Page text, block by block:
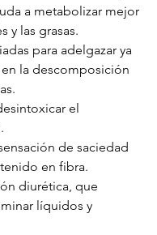
a metabolizar mejor
y las grasas.
para adelgazar ya
la descomposición
el
de saciedad
en fibra.
diurética, que
líquidos y